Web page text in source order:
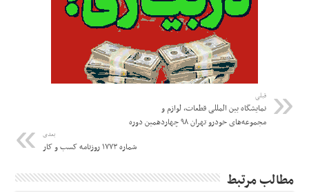
قبلی
نمایشگاه بین المللی قطعات، لوازم و
مجموعه‌های خودرو تهران ۹۸ چهاردهمین دوره
بعدی
شماره ۱۷۷۳ روزنامه کسب و کار
مطالب مرتبط